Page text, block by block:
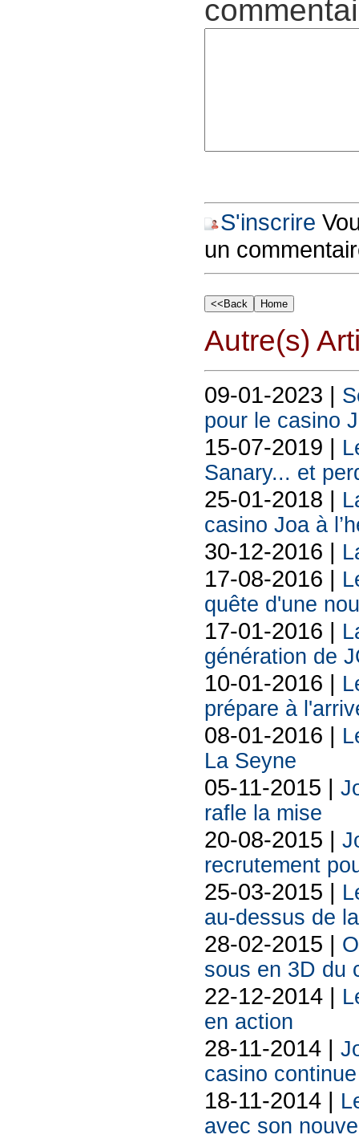
S'inscrire
un
Autre(s)
09-01-2023 |
pour le casino
15-07-2019 |
Sanary... et
25-01-2018 |
casino Joa à
30-12-2016 |
17-08-2016 |
quête d'une
17-01-2016 |
génération de
10-01-2016 |
prépare à
08-01-2016 |
La Seyne
05-11-2015 |
rafle la mise
20-08-2015 |
recrutement
25-03-2015 |
au-dessus de
28-02-2015 |
sous en 3D du
22-12-2014 |
en action
28-11-2014 |
casino
18-11-2014 |
avec son